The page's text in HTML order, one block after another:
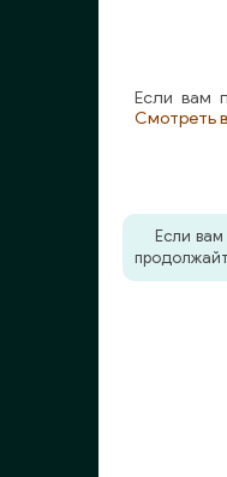
Если вам
Смотреть
Если